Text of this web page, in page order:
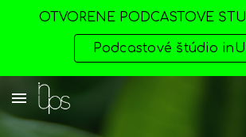
OTVORENÉ PODCASTOVÉ
Podcastové štúdio